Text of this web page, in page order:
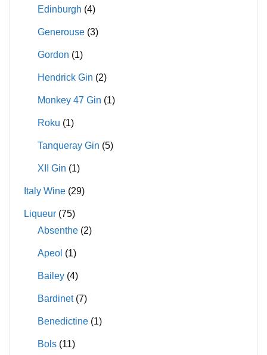
Edinburgh (4)
Generouse (3)
Gordon (1)
Hendrick Gin (2)
Monkey 47 Gin (1)
Roku (1)
Tanqueray Gin (5)
XII Gin (1)
Italy Wine (29)
Liqueur (75)
Absenthe (2)
Apeol (1)
Bailey (4)
Bardinet (7)
Benedictine (1)
Bols (11)